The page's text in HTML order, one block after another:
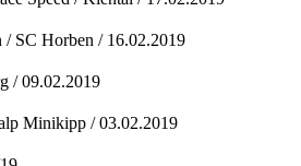
/ SC Horben / 16.02.2019
/ 09.02.2019
Minikipp / 03.02.2019